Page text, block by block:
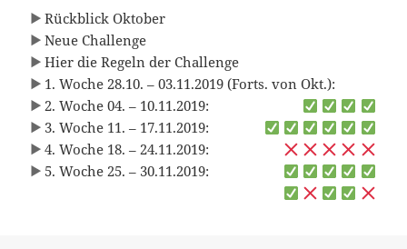
Rückblick Oktober
Neue Challenge
Hier die Regeln der Challenge
1. Woche 28.10. – 03.11.2019 (Forts. von Okt.):
2. Woche 04. – 10.11.2019:
3. Woche 11. – 17.11.2019:
4. Woche 18. – 24.11.2019:
5. Woche 25. – 30.11.2019: